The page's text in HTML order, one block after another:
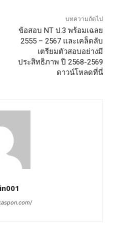
บทความถัดไป
ข้อสอบ NT ป.3 พร้อมเฉลย
2555 – 2567 และเคล็ดลับ
เตรียมตัวสอบอย่างมี
ประสิทธิภาพ ปี 2568-2569
ดาวน์โหลดที่นี่